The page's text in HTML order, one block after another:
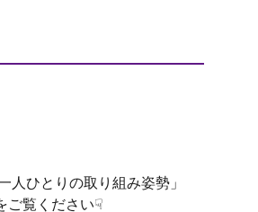
ひとりの取り組み姿勢」
ご覧ください☟